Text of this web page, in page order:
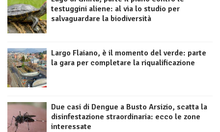
testuggini aliene: al via lo studio per
salvaguardare la biodiversità
Largo Flaiano, è il momento del verde: parte
la gara per completare la riqualificazione
Due casi di Dengue a Busto Arsizio, scatta la
disinfestazione straordinaria: ecco le zone
interessate